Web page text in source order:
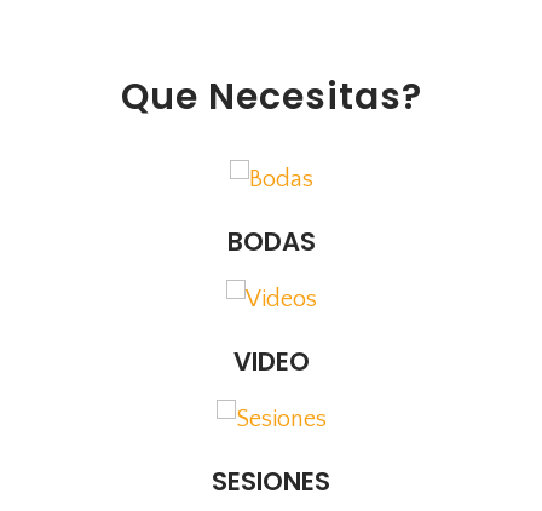
Que Necesitas?
BODAS
VIDEO
SESIONES